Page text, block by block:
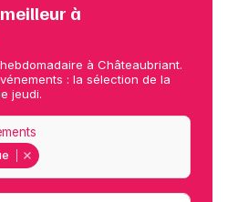
à
à Châteaubriant.
: la sélection de la
jeudi.